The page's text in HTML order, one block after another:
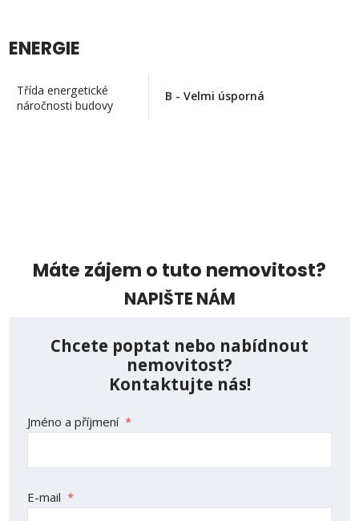
ENERGIE
Třída energetické
náročnosti budovy
B - Velmi úsporná
Máte zájem o tuto nemovitost?
NAPIŠTE NÁM
Chcete poptat nebo nabídnout
nemovitost?
Kontaktujte nás!
Jméno a příjmení *
E-mail *